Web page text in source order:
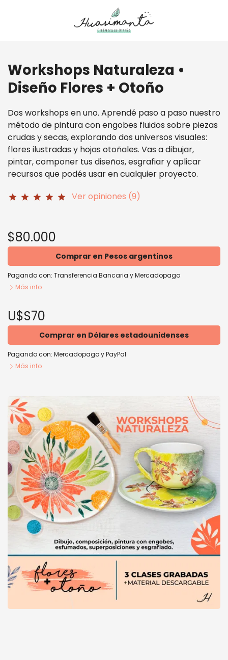
Workshops Naturaleza •
Diseño Flores + Otoño
Dos workshops en uno. Aprendé paso a paso nuestro
método de pintura con engobes fluidos sobre piezas
crudas y secas, explorando dos universos visuales:
flores ilustradas y hojas otoñales. Vas a dibujar,
pintar, componer tus diseños, esgrafiar y aplicar
recursos que podés usar en cualquier proyecto.
star star star star star Ver opiniones (9)
$80.000
Comprar en Pesos argentinos
Pagando con: Transferencia Bancaria yMercadopago
Más info
U$S70
Comprar en Dólares estadounidenses
Pagando con: MercadopagoyPayPal
Más info